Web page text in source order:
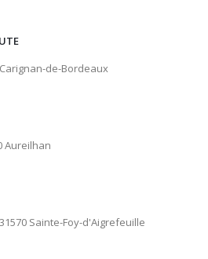
Carignan-de-Bordeaux
Aureilhan
Sainte-Foy-d'Aigrefeuille